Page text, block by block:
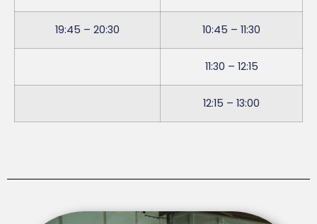
19:45 – 20:30 10:45 – 11:30
11:30 – 12:15
12:15 – 13:00